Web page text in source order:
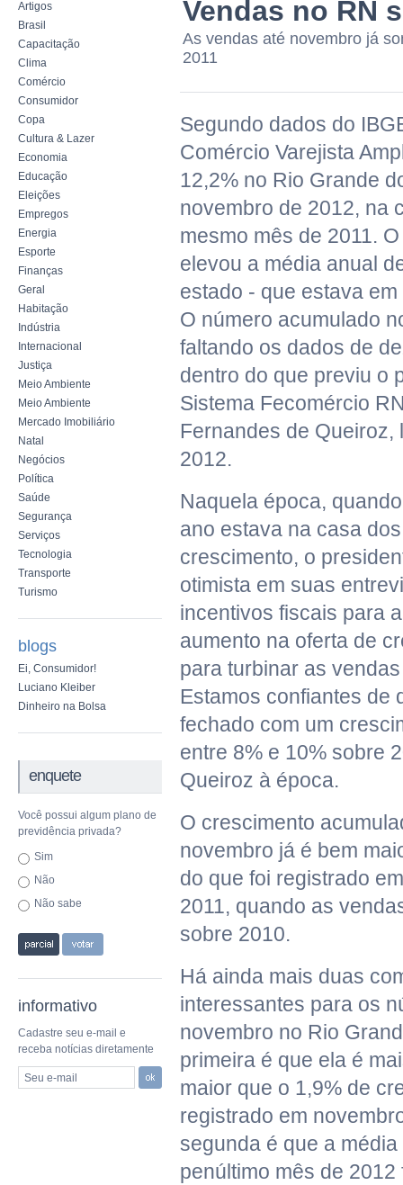
Artigos
Brasil
Capacitação
Clima
Comércio
Consumidor
Copa
Cultura & Lazer
Economia
Educação
Eleições
Empregos
Energia
Esporte
Finanças
Geral
Habitação
Indústria
Internacional
Justiça
Meio Ambiente
Meio Ambiente
Mercado Imobiliário
Natal
Negócios
Política
Saúde
Segurança
Serviços
Tecnologia
Transporte
Turismo
blogs
Ei, Consumidor!
Luciano Kleiber
Dinheiro na Bolsa
enquete
Você possui algum plano de
previdência privada?
Sim
Não
Não sabe
informativo
Cadastre seu e-mail e
receba notícias diretamente
Seu e-mail
Vendas no RN
As vendas até novembro já
2011
Segundo dados do
Comércio Varejista
12,2% no Rio Grande
novembro de 2012, na
mesmo mês de 2011.
elevou a média anual
estado - que estava
O número acumulado
faltando os dados de
dentro do que previu o
Sistema Fecomércio
Fernandes de Queiroz,
2012.
Naquela época,
ano estava na casa
crescimento, o
otimista em suas
incentivos fiscais para
aumento na oferta de
para turbinar as
Estamos confiantes de
fechado com um
entre 8% e 10% sobre
Queiroz à época.
O crescimento
novembro já é bem
do que foi registrado
2011, quando as
sobre 2010.
Há ainda mais duas
interessantes para os
novembro no Rio
primeira é que ela é
maior que o 1,9% de
registrado em
segunda é que a
penúltimo mês de